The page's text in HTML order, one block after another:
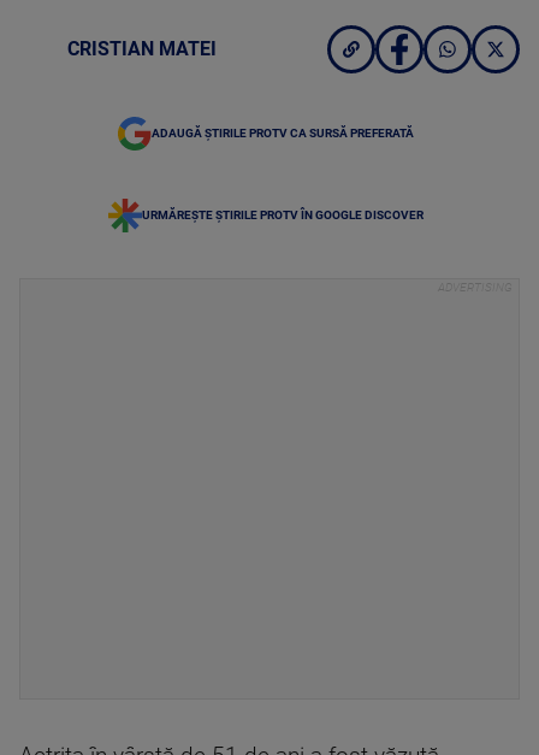
CRISTIAN MATEI
ADAUGĂ ȘTIRILE PROTV CA SURSĂ PREFERATĂ
URMĂREȘTE ȘTIRILE PROTV ÎN GOOGLE DISCOVER